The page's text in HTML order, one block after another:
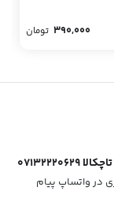
390,000 تومان
غیرکاری در واتساپ پیام